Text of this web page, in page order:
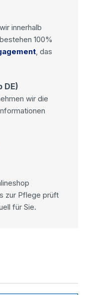
innerhalb
100%
, das
DE)
wir die
zur Pflege prüft
für Sie.